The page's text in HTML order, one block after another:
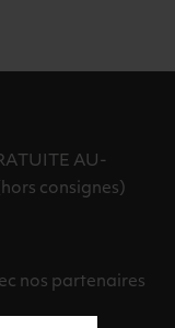
AU-
consignes)
nos partenaires